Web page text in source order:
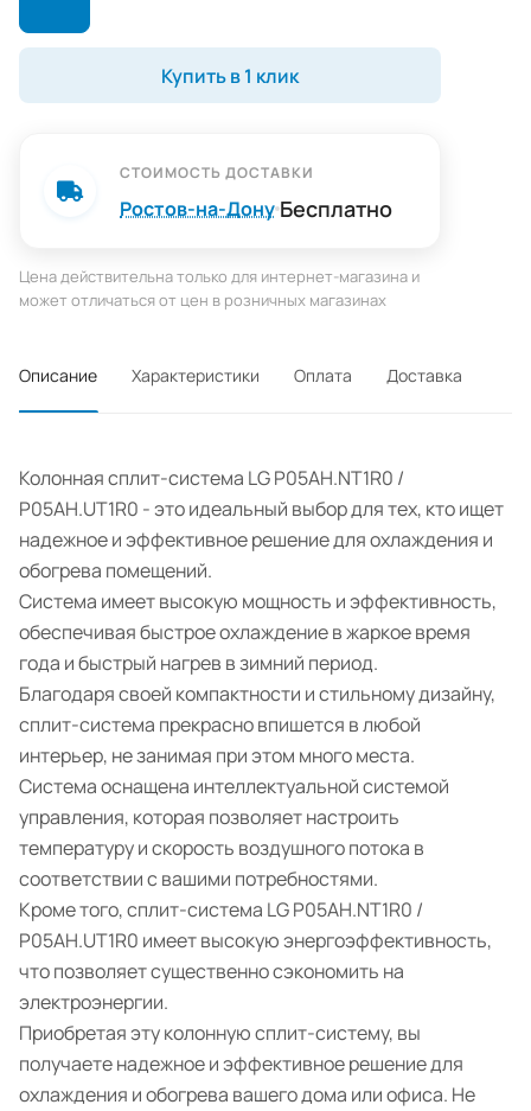
Купить в 1 клик
СТОИМОСТЬ ДОСТАВКИ
Ростов-на-Дону Бесплатно
Цена действительна только для интернет-магазина и
может отличаться от цен в розничных магазинах
Описание Характеристики Оплата Доставка
Колонная сплит-система LG P05AH.NT1R0 /
P05AH.UT1R0 - это идеальный выбор для тех, кто ищет
надежное и эффективное решение для охлаждения и
обогрева помещений.
Система имеет высокую мощность и эффективность,
обеспечивая быстрое охлаждение в жаркое время
года и быстрый нагрев в зимний период.
Благодаря своей компактности и стильному дизайну,
сплит-система прекрасно впишется в любой
интерьер, не занимая при этом много места.
Система оснащена интеллектуальной системой
управления, которая позволяет настроить
температуру и скорость воздушного потока в
соответствии с вашими потребностями.
Кроме того, сплит-система LG P05AH.NT1R0 /
P05AH.UT1R0 имеет высокую энергоэффективность,
что позволяет существенно сэкономить на
электроэнергии.
Приобретая эту колонную сплит-систему, вы
получаете надежное и эффективное решение для
охлаждения и обогрева вашего дома или офиса. Не